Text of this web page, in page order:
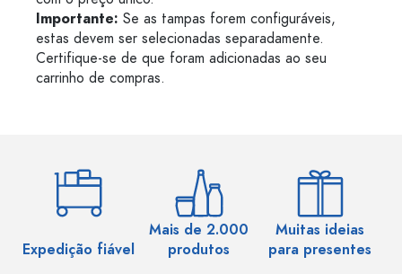
Importante: Se as tampas forem configuráveis,
estas devem ser selecionadas separadamente.
Certifique-se de que foram adicionadas ao seu
carrinho de compras.
Expedição fiável
Mais de 2.000
produtos
Muitas ideias
para presentes